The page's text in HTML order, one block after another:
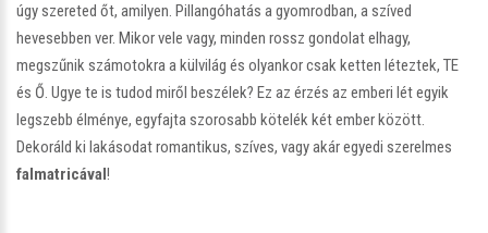
úgy szereted őt, amilyen. Pillangóhatás a gyomrodban, a szíved
hevesebben ver. Mikor vele vagy, minden rossz gondolat elhagy,
megszűnik számotokra a külvilág és olyankor csak ketten léteztek, TE
és Ő. Ugye te is tudod miről beszélek? Ez az érzés az emberi lét egyik
legszebb élménye, egyfajta szorosabb kötelék két ember között.
Dekoráld ki lakásodat romantikus, szíves, vagy akár egyedi szerelmes
falmatricával!